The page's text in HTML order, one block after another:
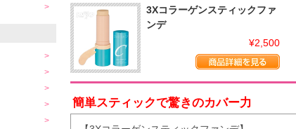
3Xコラーゲンスティックファ
ンデ
¥2,500
簡単スティックで驚きのカバー力